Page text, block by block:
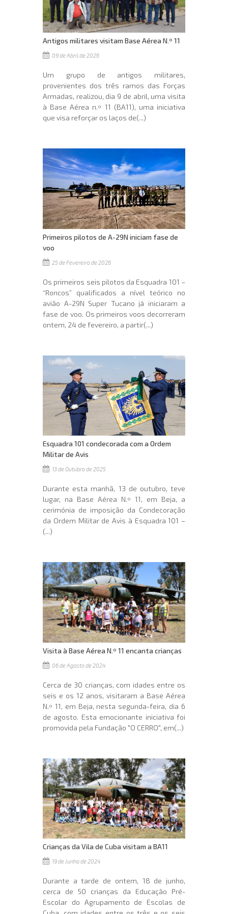
Antigos militares visitam Base Aérea N.º 11
09 de Abril de 2026
Um grupo de antigos militares,
provenientes dos três ramos das Forças
Armadas, realizou, dia 9 de abril, uma visita
à Base Aérea n.º 11 (BA11), uma iniciativa
que visa reforçar os laços de(...)
Primeiros pilotos de A-29N iniciam fase de
voo
25 de Fevereiro de 2026
Os primeiros seis pilotos da Esquadra 101 –
“Roncos” qualificados a nível teórico no
avião A-29N Super Tucano já iniciaram a
fase de voo. Os primeiros voos decorreram
ontem, 24 de fevereiro, a partir(...)
Esquadra 101 condecorada com a Ordem
Militar de Avis
13 de Outubro de 2025
Durante esta manhã, 13 de outubro, teve
lugar, na Base Aérea N.º 11, em Beja, a
cerimónia de imposição da Condecoração
da Ordem Militar de Avis à Esquadra 101 –
(...)
Visita à Base Aérea N.º 11 encanta crianças
06 de Agosto de 2024
Cerca de 30 crianças, com idades entre os
seis e os 12 anos, visitaram a Base Aérea
N.º 11, em Beja, nesta segunda-feira, dia 6
de agosto. Esta emocionante iniciativa foi
promovida pela Fundação "O CERRO", em(...)
Crianças da Vila de Cuba visitam a BA11
19 de Junho de 2024
Durante a tarde de ontem, 18 de junho,
cerca de 50 crianças da Educação Pré-
Escolar do Agrupamento de Escolas de